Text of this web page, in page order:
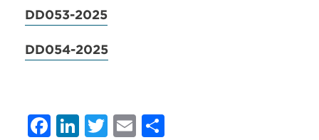
DD053-2025
DD054-2025
Facebook
LinkedIn
Twitter
Email